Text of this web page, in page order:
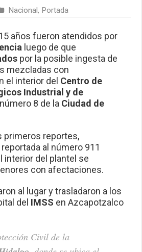
Nacional, Portada
años fueron atendidos por
luego de que
por la posible ingesta de
mezcladas con
el interior del Centro de
Industrial y de
8 de la Ciudad de
primeros reportes,
al número 911
interior del plantel se
con afectaciones.
al lugar y trasladaron a los
del IMSS en Azcapotzalco
Civil de la